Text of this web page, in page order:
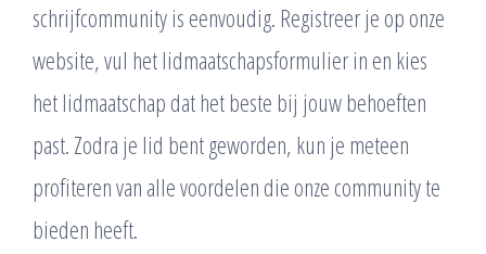
schrijfcommunity is eenvoudig. Registreer je op onze
website, vul het lidmaatschapsformulier in en kies
het lidmaatschap dat het beste bij jouw behoeften
past. Zodra je lid bent geworden, kun je meteen
profiteren van alle voordelen die onze community te
bieden heeft.